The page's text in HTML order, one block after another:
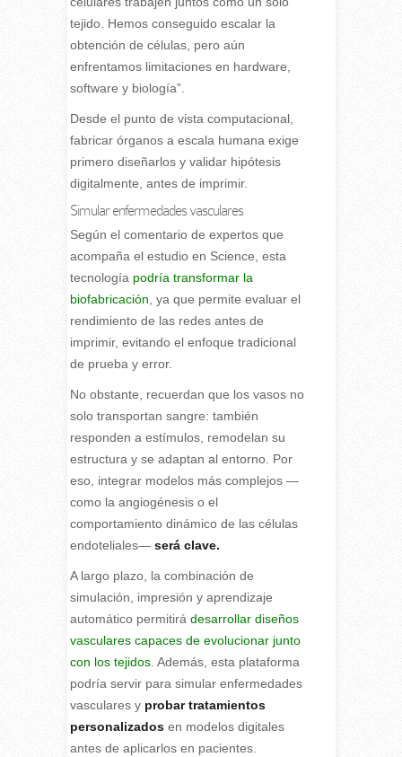
tejido. Hemos conseguido escalar la
obtención de células, pero aún
enfrentamos limitaciones en hardware,
software y biología”.
Desde el punto de vista computacional,
fabricar órganos a escala humana exige
primero diseñarlos y validar hipótesis
digitalmente, antes de imprimir.
Simular enfermedades vasculares
Según el comentario de expertos que
acompaña el estudio en Science, esta
tecnologíapodría transformar la
biofabricación, ya que permite evaluar el
rendimiento de las redes antes de
imprimir, evitando el enfoque tradicional
de prueba y error.
No obstante, recuerdan que los vasos no
solo transportan sangre: también
responden a estímulos, remodelan su
estructura y se adaptan al entorno. Por
eso, integrar modelos más complejos —
como la angiogénesis o el
comportamiento dinámico de las células
endoteliales— será clave.
A largo plazo, la combinación de
simulación, impresión y aprendizaje
automático permitirá desarrollar diseños
vasculares capaces de evolucionar junto
con los tejidos. Además, esta plataforma
podría servir para simular enfermedades
vasculares y probar tratamientos
personalizadosen modelos digitales
antes de aplicarlos en pacientes.